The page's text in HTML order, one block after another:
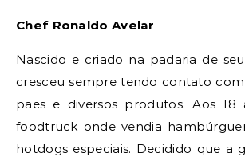
Chef Ronaldo Avelar
Nascido e criado na padaria de
cresceu sempre tendo contato
paes e diversos produtos. Aos
foodtruck onde vendia
hotdogs especiais. Decidido que a